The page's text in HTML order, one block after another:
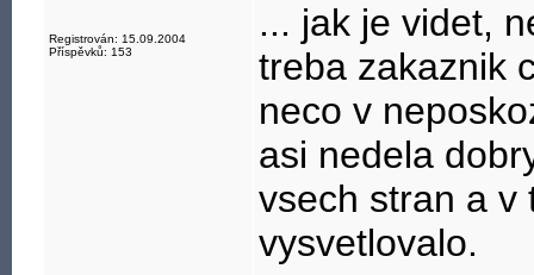
Registrován: 15.09.2004
Příspěvků: 153
... jak je videt,
treba zakaznik
neco v
asi nedela
vsech stran a v
vysvetlovalo.